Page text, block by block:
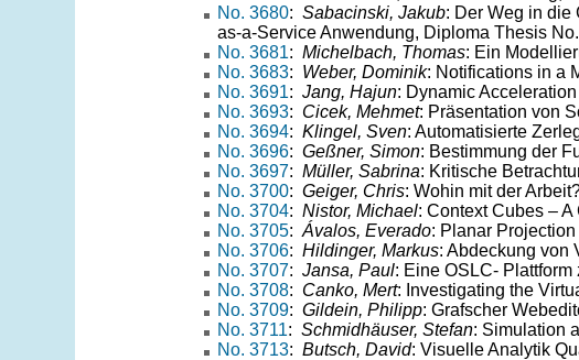
No. 3680: Sabacinski, Jakub: Der Weg in die
as-a-Service Anwendung, Diploma Thesis
No. 3681: Michelbach, Thomas: Ein
No. 3683: Weber, Dominik: Notifications in a
No. 3691: Jang, Hajun: Dynamic
No. 3693: Cicek, Mehmet: Präsentation von
No. 3694: Klingel, Sven: Automatisierte
No. 3696: Geßner, Simon: Bestimmung der
No. 3697: Müller, Sabrina: Kritische
No. 3700: Geiger, Chris: Wohin mit der
No. 3704: Nistor, Michael: Context Cubes –
No. 3705: Ávalos, Everado: Planar
No. 3706: Hildinger, Markus: Abdeckung von
No. 3707: Jansa, Paul: Eine OSLC-
No. 3708: Canko, Mert: Investigating the
No. 3709: Gildein, Philipp: Grafscher
No. 3711: Schmidhäuser, Stefan: Simulation
No. 3713: Butsch, David: Visuelle Analytik